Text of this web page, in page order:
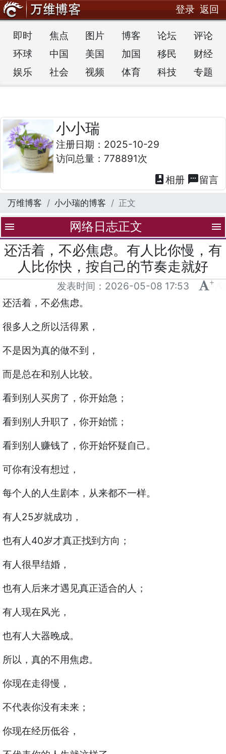
登录 返回
即时 焦点 图片 博客 论坛
评论
环球
中国 美国 加国 移民
财经
娱乐
社会 视频 体育 科技 专题
小小瑞
注册日期：2025-10-29
访问总量：778891次
photo_album 相册 textsms留言
万维博客 小小瑞的博客 正文
menu 网络日志正文 menu
还活着，不必焦虑。有人比你慢，有
人比你快，按自己的节奏走就好
发表时间： 2026-05-08 17:53 +
还活着，不必焦虑。
很多人之所以活得累，
不是因为真的做不到，
而是总在和别人比较。
看到别人买房了，你开始急；
看到别人升职了，你开始慌；
看到别人赚钱了，你开始怀疑自己。
可你有没有想过，
每个人的人生剧本，从来都不一样。
有人25岁就成功，
也有人40岁才真正找到方向；
有人很早结婚，
也有人后来才遇见真正适合的人；
有人现在风光，
也有人大器晚成。
所以，真的不用焦虑。
你现在走得慢，
不代表你没有未来；
你现在经历低谷，